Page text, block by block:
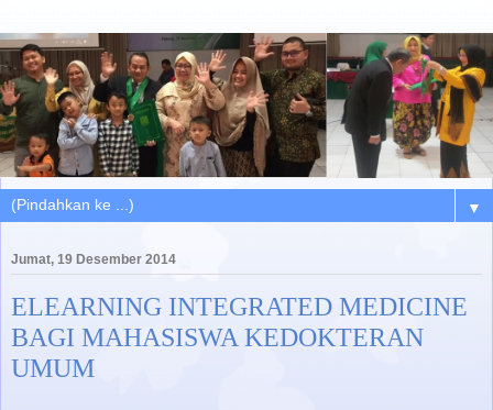
▼
Jumat, 19 Desember 2014
ELEARNING INTEGRATED MEDICINE
BAGI MAHASISWA KEDOKTERAN
UMUM